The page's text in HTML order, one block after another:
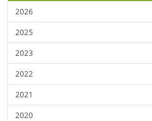
2026
2025
2023
2022
2021
2020